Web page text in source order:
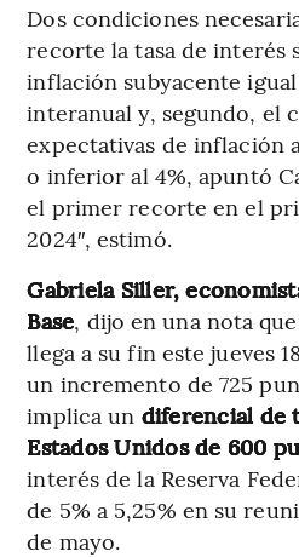
Dos condiciones
recorte la tasa de interés
inflación subyacente
interanual y, segundo, el
expectativas de inflación
o inferior al 4%, apuntó
el primer recorte en el
2024″, estimó.
Gabriela Siller,
Base, dijo en una nota
llega a su fin este jueves
un incremento de 725
implica un diferencial de
Estados Unidos de 600
interés de la Reserva
de 5% a 5,25% en su
de mayo.